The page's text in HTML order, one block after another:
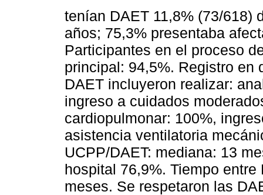
tenían DAET 11,8% (73/618)
años; 75,3% presentaba
Participantes en el proceso
principal: 94,5%. Registro en
DAET incluyeron realizar:
ingreso a cuidados
cardiopulmonar: 100%,
asistencia ventilatoria
UCPP/DAET: mediana: 13
hospital 76,9%. Tiempo
meses. Se respetaron las